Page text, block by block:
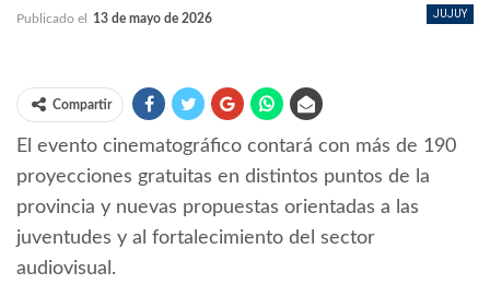
JUJUY
Publicado el 13 de mayo de 2026
Compartir
El evento cinematográfico contará con más de 190
proyecciones gratuitas en distintos puntos de la
provincia y nuevas propuestas orientadas a las
juventudes y al fortalecimiento del sector
audiovisual.